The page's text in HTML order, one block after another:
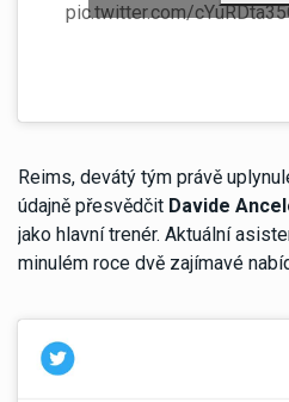
pic.twitter.com/
Reims, devátý tým právě
údajně přesvědčit Davide
jako hlavní trenér. Aktuální
minulém roce dvě zajímavé